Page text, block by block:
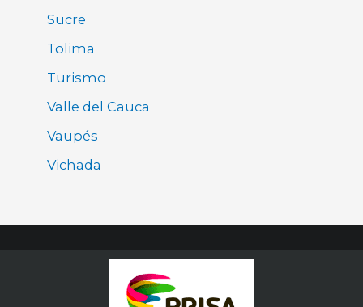
Sucre
Tolima
Turismo
Valle del Cauca
Vaupés
Vichada